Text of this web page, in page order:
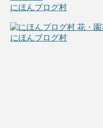
にほんブログ村
にほんブログ村